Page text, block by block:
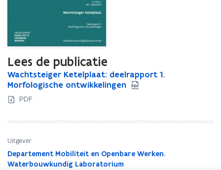
Lees de publicatie
W
a
c
h
s
t
i
g
Wachtsteiger Ketelplaat: deelrapport 1.
Morfologische ontwikkelingen
W
a
c
h
s
t
e
i
g
PDF
Uitgever
Departement Mobiliteit en Openbare Werken.
Waterbouwkundig Laboratorium